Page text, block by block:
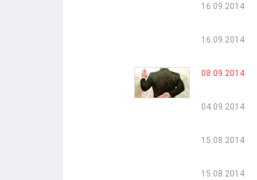
16.09.2014
16.09.2014
08.09.2014
04.09.2014
15.08.2014
15.08.2014